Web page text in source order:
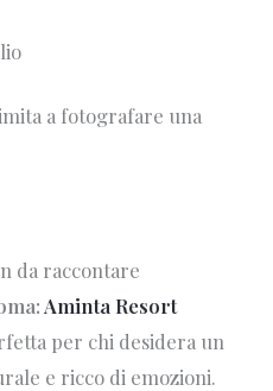
a fotografare una
da raccontare
Aminta Resort
per chi desidera un
e ricco di emozioni.